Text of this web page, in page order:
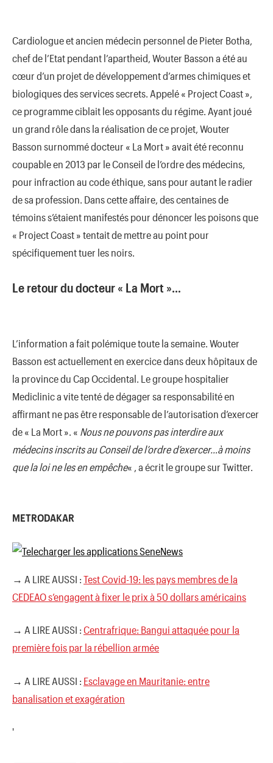
Cardiologue et ancien médecin personnel de Pieter Botha,
chef de l’Etat pendant l’apartheid, Wouter Basson a été au
cœur d’un projet de développement d’armes chimiques et
biologiques des services secrets. Appelé « Project Coast »,
ce programme ciblait les opposants du régime. Ayant joué
un grand rôle dans la réalisation de ce projet, Wouter
Basson surnommé docteur « La Mort » avait été reconnu
coupable en 2013 par le Conseil de l’ordre des médecins,
pour infraction au code éthique, sans pour autant le radier
de sa profession. Dans cette affaire, des centaines de
témoins s’étaient manifestés pour dénoncer les poisons que
« Project Coast » tentait de mettre au point pour
spécifiquement tuer les noirs.
Le retour du docteur « La Mort »…
L’information a fait polémique toute la semaine. Wouter
Basson est actuellement en exercice dans deux hôpitaux de
la province du Cap Occidental. Le groupe hospitalier
Mediclinic a vite tenté de dégager sa responsabilité en
affirmant ne pas être responsable de l’autorisation d’exercer
de « La Mort ». « Nous ne pouvons pas interdire aux
médecins inscrits au Conseil de l’ordre d’exercer…à moins
que la loi ne les en empêche« , a écrit le groupe sur Twitter.
METRODAKAR
→ A LIRE AUSSI : Test Covid-19: les pays membres de la
CEDEAO s’engagent à fixer le prix à 50 dollars américains
→ A LIRE AUSSI : Centrafrique: Bangui attaquée pour la
première fois par la rébellion armée
→ A LIRE AUSSI : Esclavage en Mauritanie: entre
banalisation et exagération
'